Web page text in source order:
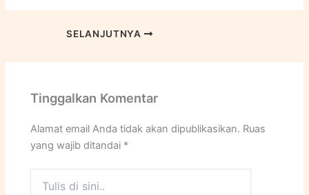
SELANJUTNYA
Tinggalkan Komentar
Alamat email Anda tidak akan dipublikasikan. Ruas
yang wajib ditandai *